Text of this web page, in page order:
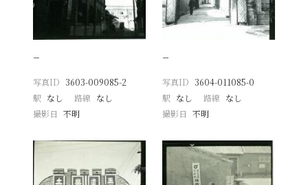
−
写真ID 3603-009085-2
駅 なし 路線 なし
撮影日
不明
−
写真ID 3604-011085-0
駅 なし 路線 なし
撮影日 不明